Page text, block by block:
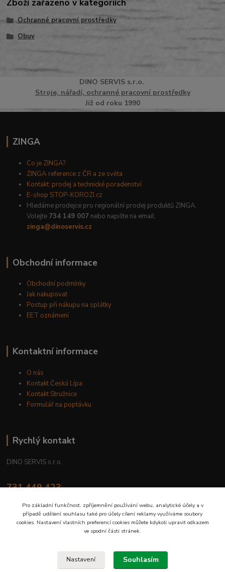
Zboží zařazeno v kategoriích
Ochranné pracovní prostředky
Obuv
DINO SERVISs.r.o.
Stroje, nářadí, ochranné pracovní prostředky
Již od roku 1990
ZINGA
Co je ZINGA?
ZINGA reference z ČR a ze světa
Kontakt: prodej a technické poradenství
E-shop STOP-KOROZI.cz
Hledáme prodejce pro regionální prodej produktů ZINGA.
Volejte 734 149 007 nebo napište na email:
zinga@dinoservis.cz
Obchodní informace
Obchodní podmínky
Jak nakupovat
Postup při nákupu na splátky
EET oznámení
Kontaktní informace
O nás
Kontakt Česká Lípa
Kontakt Stružnice
Formulář na poptávku
Rychlý kontakt
DINO SERVIS s.r.o.
731 449 423
prodejna@dinoservis.cz
Pro základní funkčnost, zpříjemnění používání webu, analytické účely a v
případě udělení souhlasu také pro účely cílení reklamy využíváme soubory
cookies. Nastavení vlastních preferencí cookies můžete kdykoli upravit odkazem
ve spodní části stránek.
Nastavení Souhlasím